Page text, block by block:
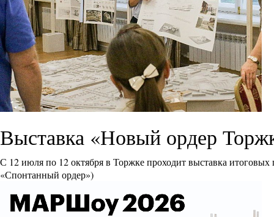
Выставка «Новый ордер
С 12 июля по 12 октября в Торжке проходит выставка
«Спонтанный ордер»)